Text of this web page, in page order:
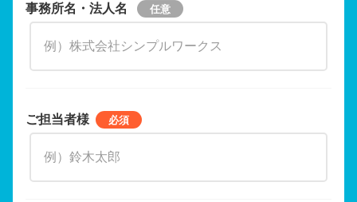
事務所名・法人名
ご担当者様